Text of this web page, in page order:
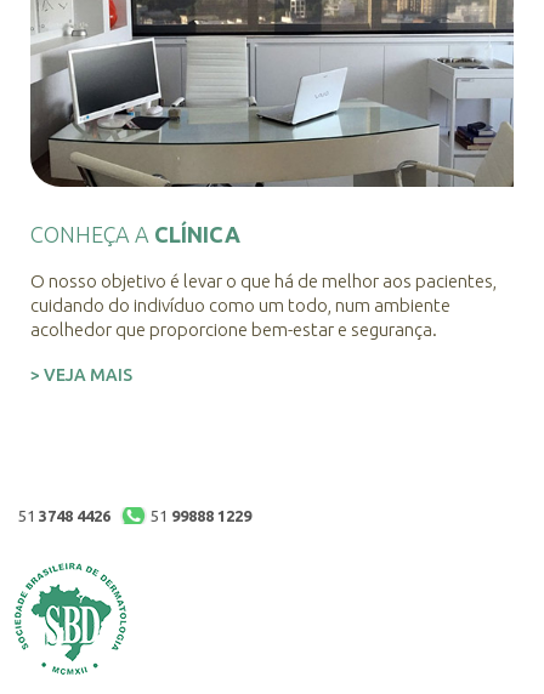
CONHEÇA A CLÍNICA
O nosso objetivo é levar o que há de melhor aos pacientes,
cuidando do indivíduo como um todo, num ambiente
acolhedor que proporcione bem-estar e segurança.
> VEJA MAIS
51 3748 4426 51 99888 1229